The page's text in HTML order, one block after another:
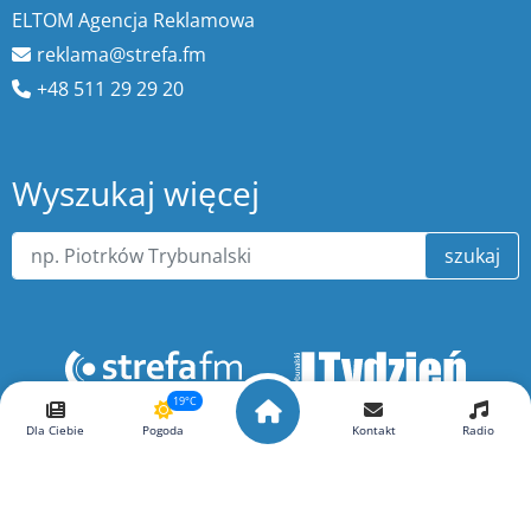
ELTOM Agencja Reklamowa
reklama@strefa.fm
+48 511 29 29 20
Wyszukaj więcej
szukaj
Dla Ciebie
19°C
Pogoda Kontakt Radio